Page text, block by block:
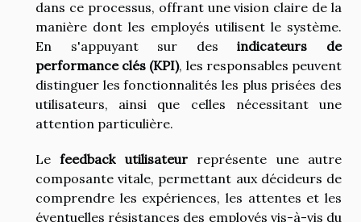
dans ce processus, offrant une vision claire de la
manière dont les employés utilisent le système.
En s'appuyant sur desindicateurs de
performance clés (KPI), les responsables peuvent
distinguer les fonctionnalités les plus prisées des
utilisateurs, ainsi que celles nécessitant une
attention particulière.
Lefeedback utilisateurreprésente une autre
composante vitale, permettant aux décideurs de
comprendre les expériences, les attentes et les
éventuelles résistances des employés vis-à-vis du